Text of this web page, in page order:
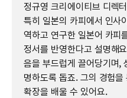
정규영 크리에이티브 디렉
특히 일본의 카피에서 인사
역하고 연구한 일본어 카피
정서를 반영한다고 설명해
음을 부드럽게 끌어당기며,
명하도록 돕죠. 그의 경험을
확장을 배울 수 있어요.